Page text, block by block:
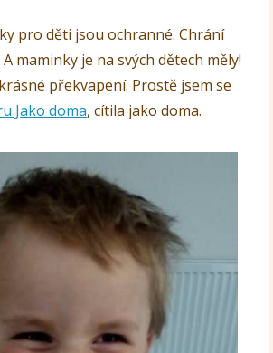
pro děti jsou ochranné. Chrání
maminky je na svých dětech měly!
překvapení. Prostě jsem se
Jako doma, cítila jako doma.